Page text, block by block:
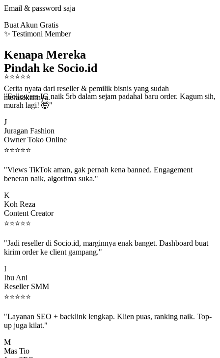
Email & password saja
Buat Akun Gratis
✨ Testimoni Member
Kenapa Mereka
Pindah ke Socio.id
Cerita nyata dari reseller & pemilik bisnis yang sudah
merasakannya.
⭐⭐⭐⭐⭐
"Followers IG naik 5rb dalam sejam padahal baru order. Kagum sih,
murah lagi! 🤯"
Juragan Fashion
Owner Toko Online
⭐⭐⭐⭐ ⭐
beneran naik, algoritma suka."
Koh Reza
Content Creator
⭐⭐⭐⭐⭐
kirim order ke client gampang."
Ibu Ani
Reseller SMM
⭐⭐⭐⭐⭐
up juga kilat."
Mas Tio
Jasa SEO